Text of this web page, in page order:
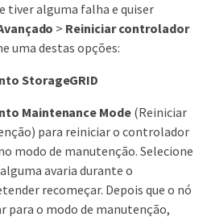
tiver alguma falha e quiser
> Reiniciar controlador
uma destas opções:
StorageGRID
Maintenance Mode(Reiniciar
para reiniciar o controlador
modo de manutenção. Selecione
avaria durante o
recomeçar. Depois que o nó
para o modo de manutenção,